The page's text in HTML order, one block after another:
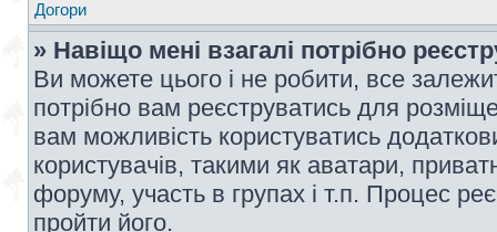
Догори
» Навіщо мені взагалі потрібно
Ви можете цього і не робити, все
потрібно вам реєструватись для
вам можливість користуватись
користувачів, такими як аватари,
форуму, участь в групах і т.п. Процес
пройти його.